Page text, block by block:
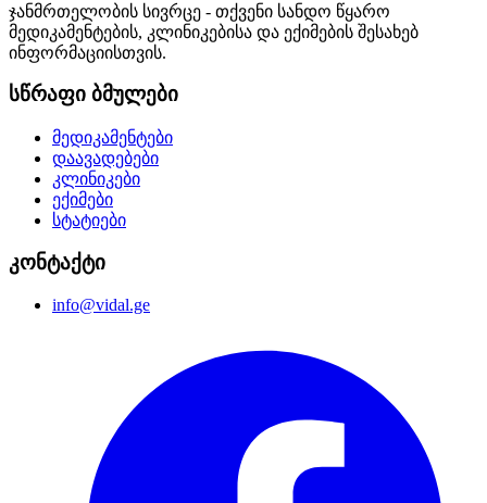
ჯანმრთელობის სივრცე - თქვენი სანდო წყარო
მედიკამენტების, კლინიკებისა და ექიმების შესახებ
ინფორმაციისთვის.
სწრაფი ბმულები
მედიკამენტები
დაავადებები
კლინიკები
ექიმები
სტატიები
კონტაქტი
info@vidal.ge